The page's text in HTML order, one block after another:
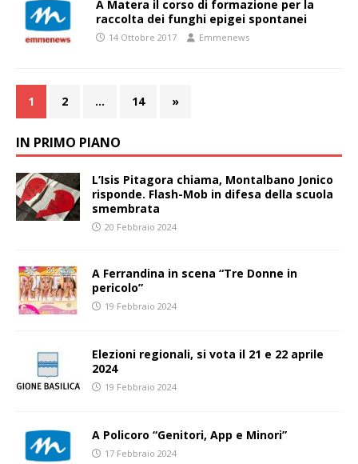
A Matera il corso di formazione per la
raccolta dei funghi epigei spontanei
14 Ottobre 2017 Emmenews
1 2 … 14 »
IN PRIMO PIANO
L’Isis Pitagora chiama, Montalbano Jonico
risponde. Flash-Mob in difesa della scuola
smembrata
20 Febbraio 2024
A Ferrandina in scena “Tre Donne in
pericolo”
19 Febbraio 2024
Elezioni regionali, si vota il 21 e 22 aprile
2024
19 Febbraio 2024
A Policoro “Genitori, App e Minori”
17 Febbraio 2024